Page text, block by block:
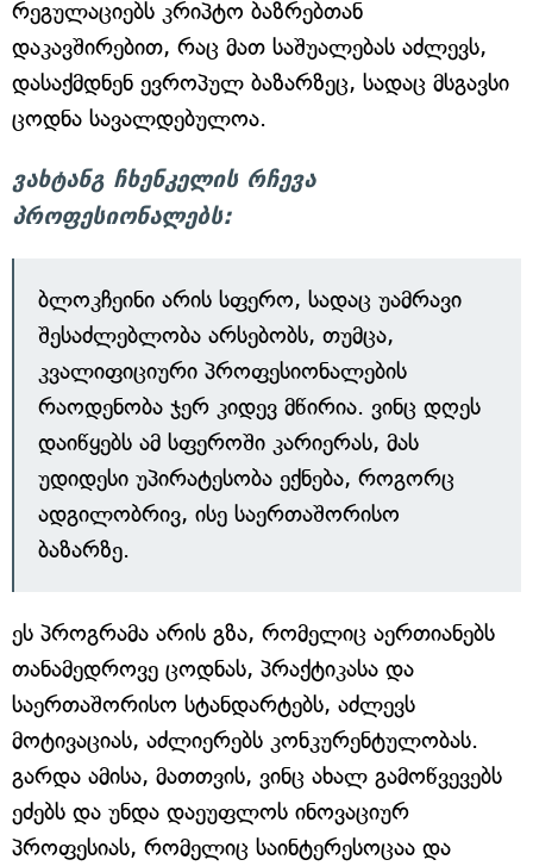
რეგულაციებს კრიპტო ბაზრებთან
დაკავშირებით, რაც მათ საშუალებას აძლევს,
დასაქმდნენ ევროპულ ბაზარზეც, სადაც მსგავსი
ცოდნა სავალდებულოა.
ვახტანგ ჩხენკელის რჩევა
პროფესიონალებს:
ბლოკჩეინი არის სფერო, სადაც უამრავი
შესაძლებლობა არსებობს, თუმცა,
კვალიფიციური პროფესიონალების
რაოდენობა ჯერ კიდევ მწირია. ვინც დღეს
დაიწყებს ამ სფეროში კარიერას, მას
უდიდესი უპირატესობა ექნება, როგორც
ადგილობრივ, ისე საერთაშორისო
ბაზარზე.
ეს პროგრამა არის გზა, რომელიც აერთიანებს
თანამედროვე ცოდნას, პრაქტიკასა და
საერთაშორისო სტანდარტებს, აძლევს
მოტივაციას, აძლიერებს კონკურენტულობას.
გარდა ამისა, მათთვის, ვინც ახალ გამოწვევებს
ეძებს და უნდა დაეუფლოს ინოვაციურ
პროფესიას, რომელიც საინტერესოცაა და